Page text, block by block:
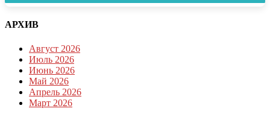
АРХИВ
Август 2026
Июль 2026
Июнь 2026
Май 2026
Апрель 2026
Март 2026